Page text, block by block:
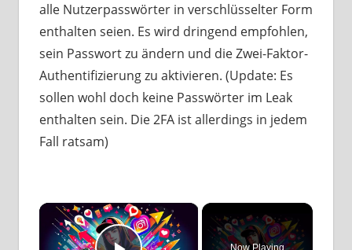
alle Nutzerpasswörter in verschlüsselter Form
enthalten seien. Es wird dringend empfohlen,
sein Passwort zu ändern und die Zwei-Faktor-
Authentifizierung zu aktivieren. (Update: Es
sollen wohl doch keine Passwörter im Leak
enthalten sein. Die 2FA ist allerdings in jedem
Fall ratsam)
×